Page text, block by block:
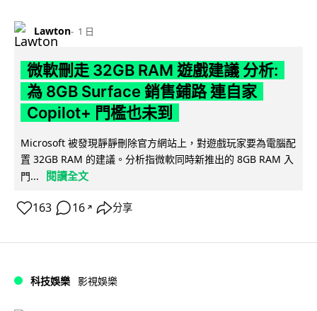
Lawton 1 日
微軟刪走 32GB RAM 遊戲建議 分析:
為 8GB Surface 銷售鋪路 連自家
Copilot+ 門檻也未到
Microsoft 被發現靜靜刪除官方網站上，對遊戲玩家要為電腦配
置 32GB RAM 的建議。分析指微軟同時新推出的 8GB RAM 入
門...
閱讀全文
163 16 ↗ 分享
科技娛樂 影視娛樂